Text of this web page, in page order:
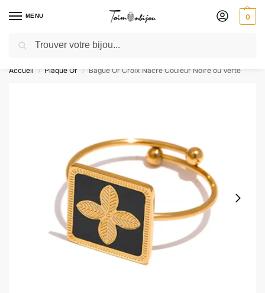
MENU 0
🎁 SOLDES SOLDES : jusqu’à -30 % ! GRAVURE OFFERTE – Livré 48h
Accueil / Plaqué Or / Bague Or Croix Nacre Couleur Noire ou Verte